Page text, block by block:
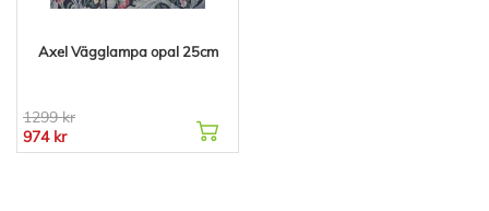
Axel Vägglampa opal 25cm
1299 kr
974 kr